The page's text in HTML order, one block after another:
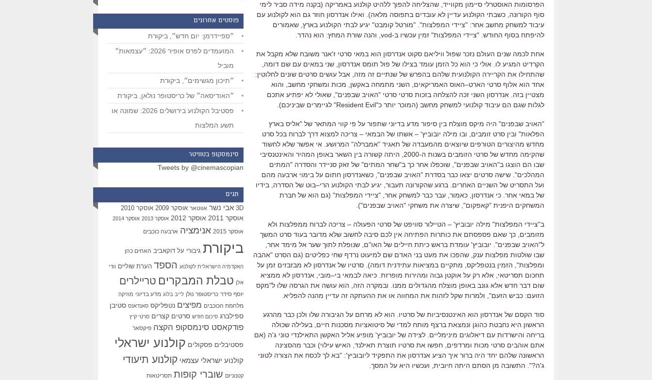
הפרסומות האוסטרלי סיימון מקווייד, שהצליחה להפוך ללהיט קולנוע באמריקה (בקנה מידה סביר לימי
סוף הקורונה, כשבתי הקולנוע עדיין לא עובדים בתפוסה מלאה). ואילו אנדרסון חוזר גם הוא לקולנוע עם
עיבוד למשחק מחשב אחר: "ציידי המפלצות". "מורטל קומבט" יגיע לבתי הקולנוע בארץ, שאמורים
להיפתח בסוף החודש. "ציידי המפלצות" זמין עכשיו ב-vod, והנה שורת המחץ: הוא נהדר.
אחת לכמה שנים העולם נזכר שפול וויליאם סקוט אנדרסון הוא במאי סרטי ז'אנר משובח שלא מקבל את
הקרדיט המגיע לו. אולי כי הוא כל הזמן עומד בצילו של פול תומס אנדרסון, שני במאים עם שם דומה,
שהתחילו את הקריירה הקולנועית שלהם בהפרש של שנתיים זה מזה, אבל עושים סרטים שונים לחלוטין:
אחד הוא אלוף סרטי הארט–האוס האמריקאים, השני מתמחה באקשן, מכות ומשחקי מחשב, והוא
מצטיין בזה. אנדרסון השני זכה להצלחה בזכות סרטי סרטי "האויב שבפנים", שאולי לא יפתיע אתכם
לגלות שגם הם עיבוד קולנועי למשחק מחשב (המוכר יותר כ"Resident Evil" לגיימרים שביניכם).
"האויב שבפנים" היה מיקס מוצלח בין סיפור מדע בדיוני שתפור על פי קווי המתאר של "אליס בארץ
הפלאות" ובין סרט זומבים, ובו מילה יובוביץ' – אשתו של הבמאי – צריכה למצוא דרך לברוח בכל סרט
מחדש מהיצורים הטורפים שיוצאים מהמעבדה של תאגיד "אמברלה" המרושע. אי אפשר שלא לחשוד
שהקימה מחדש של סרטי הזומבים בשנות ה-2000,
היתה קשורה בין השאר באופן המהיר והאינטנסיבי
שבו הם הוצגו ב"האויב שבפנים", שוכפלו אחר כך ב"שחר המתים" של זאק סניידר והסדרה "המתים
המהלכים". שישה סרטים יצאו כבר בסדרת "האויב שבפנים", כשאנדרסון חתום על בימוי ארבעה מהם
ועל התסריט של השניים האחרים. ברגע שהקורונה תעבור, יגיע לבתי הקולנוע הרי–בוט של הסדרה, בידיו
של במאי אחר. כי אנדרסון, כאמור, עבר כבר למשחק אחר, "ציידי המפלצות" (גם הוא של חברת
המשחקים היפנית "קאפקום", שיצרה את משחקי "האויב שבפנים").
ב"ציידי המפלצות" מילה יובוביץ' – הטיילור סוויפט של סרטי הפעולה – צריכה לברוח ממפלצות ולא
מזומבים, כך שאם פספסתם את כותרות הפתיחה אין לכם סיבה לחשוב שלא מדובר בעוד סרט המשך
ל"האויב שבפנים". יובוביץ' עומדת בראש כיתת חיילים של האו"ם, שנופלת לתוך שער אל מימד אחר,
שבו שולטות מפלצות ענק, שהפכו את מעט בני האדם שם למיעוט נרדף שחי כפליטים (גם הסרט "אהבה
ומפלצות", הזמין בנטפליקס, מתקיים במציאות עתידנית דומה). סרטיו של אנדרסון לא מבזבזים זמן על
תחכום תסריטאי, אלא רק על אוקטן גבוה ומהירות מופרזת. כיאה לבמאי בי–מובי, אנדרסון לא ממציא
שום דבר חדש אלא גונב באופן מוצלח מהגדולים ממנו. ובמקרה הזה, הוא עושה את הגרסה שלו ל"מקס
הזועם: כביש הזעם", ולמרות שקל לזהות את המחווה או את ההעתקה זה עדיין מהנה להפליא.
סוד הקסם של אנדרסון הוא האינטנסיביות של סרטיו. הוא לא מרחם על הגיבורה שלו ולכן כבר מהרגע
הראשון היא נחבטת כהוגן ונמצאת ברצף מותח למדי של סיטואציות מסכנות חיים, בעלילה שכולה
בריחה והישרדות עם דיאלוגים מינימליים. לצידה של יובוביץ' מופיע אליל האקשן התאילנדי טוני ג'ה (אם
אתם אוהבים סרטי מכות ומרדפים, חפשו את סרטיו תוצרת תאילנד, האיש עילוי) וכבר מהסצינה
הראשונה שלהם יחד היה ברור איך הציע אנדרסון את התפקיד ליובוביץ': "בא לך לכסח את הצורה לטוני
ג'ה?". התשובה מן הסתם היתה חיובית, ועכשיו היא על המסך.
פוסטים אחרונים
״ספיידרמן: יום חדש״, ביקורת
המועמדים לפרס אופיר 2026: ״עצמאות״
מוביל
״תיכון מגשימים״, ביקורת
״האודיסאה״ של כריסטופר נולאן, ביקורת
פסטיבל הקולנוע בירושלים 2026: שמונה או
תשע המלצות
סינמסקופ בטוויטר
Tweets by @cinemascopian
תגים
3D אבי נשר אווטאר אוסקר 2009 אוסקר 2010
אוסקר 2011 אוסקר 2012 אוסקר 2013 אוסקר 2014
אוסקר 2015 אנימציה ארבעה כוכבים
ביקורת גיבורי על דוקאביב האחים כהן
האקדמיה הישראלית לקולנוע הספד הערת שוליים וודי
אלן טבלת המבקרים טריילרים
יוסף סידר כריסטופר נולן לייב בלוג מדע בדיוני מוזיקה
מלחמת הכוכבים מפיצים נטפליקס סאנדאנס סטיבן
ספילברג סיכום חודש סרטים קצרים סרטי קיץ
פודקאסט סינמסקופ הקצה פיקסאר
פסטיבלים פסקולים קולנוע ישראלי
קולנוע ישראלי עצמאי קולנוע תיעודי
קטנוניזם שוברי קופות תסריטאות